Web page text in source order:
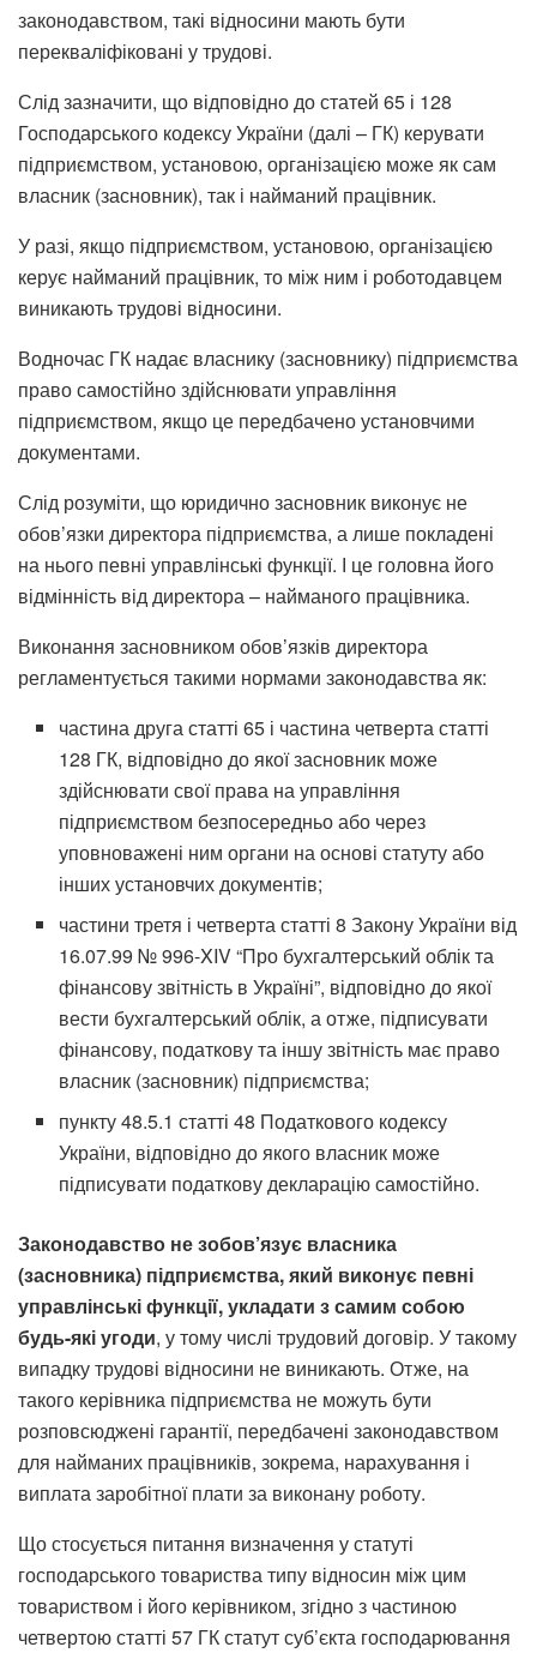
законодавством, такі відносини мають бути
перекваліфіковані у трудові.
Слід зазначити, що відповідно до статей 65 і 128
Господарського кодексу України (далі – ГК) керувати
підприємством, установою, організацією може як сам
власник (засновник), так і найманий працівник.
У разі, якщо підприємством, установою, організацією
керує найманий працівник, то між ним і роботодавцем
виникають трудові відносини.
Водночас ГК надає власнику (засновнику) підприємства
право самостійно здійснювати управління
підприємством, якщо це передбачено установчими
документами.
Слід розуміти, що юридично засновник виконує не
обов’язки директора підприємства, а лише покладені
на нього певні управлінські функції. І це головна його
відмінність від директора – найманого працівника.
Виконання засновником обов’язків директора
регламентується такими нормами законодавства як:
частина друга статті 65 і частина четверта статті
128 ГК, відповідно до якої засновник може
здійснювати свої права на управління
підприємством безпосередньо або через
уповноважені ним органи на основі статуту або
інших установчих документів;
частини третя і четверта статті 8 Закону України від
16.07.99 № 996-XIV “Про бухгалтерський облік та
фінансову звітність в Україні”, відповідно до якої
вести бухгалтерський облік, а отже, підписувати
фінансову, податкову та іншу звітність має право
власник (засновник) підприємства;
пункту 48.5.1 статті 48 Податкового кодексу
України, відповідно до якого власник може
підписувати податкову декларацію самостійно.
Законодавство не зобов’язує власника
(засновника) підприємства, який виконує певні
управлінські функції, укладати з самим собою
будь-які угоди, у тому числі трудовий договір. У такому
випадку трудові відносини не виникають. Отже, на
такого керівника підприємства не можуть бути
розповсюджені гарантії, передбачені законодавством
для найманих працівників, зокрема, нарахування і
виплата заробітної плати за виконану роботу.
Що стосується питання визначення у статуті
господарського товариства типу відносин між цим
товариством і його керівником, згідно з частиною
четвертою статті 57 ГК статут суб’єкта господарювання